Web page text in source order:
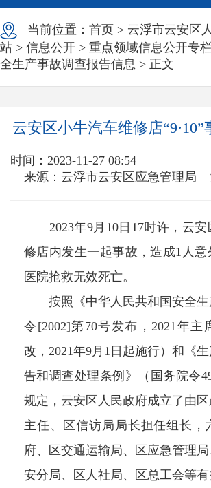
当前位置： 首页 > 云浮市云安区
站 > 信息公开 > 重点领域信息公开专栏
全生产事故调查报告信息 > 正文
云安区小牛汽车维修店
时间：2023-11-27 08:54
来源：云浮市云安区应急管理局
2023年9月10日17时许，云安
修店内发生一起事故，造成1人意
医院抢救无效死亡。
按照《中华人民共和国安全生
令[2002]第70号发布，2021年主
改，2021年9月1日起施行）和《
告和调查处理条例》（国务院令
规定，云安区人民政府成立了由区
主任、区信访局局长担任组长，
府、区交通运输局、区应急管理
安分局、区人社局、区总工会等